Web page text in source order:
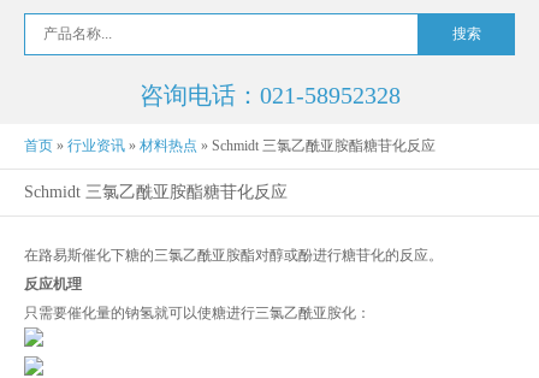
咨询电话：021-58952328
首页 » 行业资讯 » 材料热点 » Schmidt 三氯乙酰亚胺酯糖苷化反应
Schmidt 三氯乙酰亚胺酯糖苷化反应
在路易斯催化下糖的三氯乙酰亚胺酯对醇或酚进行糖苷化的反应。
反应机理
只需要催化量的钠氢就可以使糖进行三氯乙酰亚胺化：